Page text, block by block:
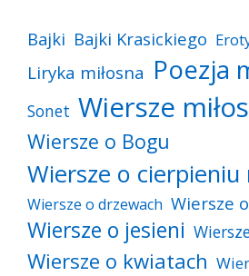
Bajki Bajki Krasickiego
Liryka miłosna Poezja
Sonet Wiersze
Wiersze o Bogu
Wiersze o cierpieniu
Wiersze o drzewach Wiersze
Wiersze o jesieni
Wiersze o kwiatach